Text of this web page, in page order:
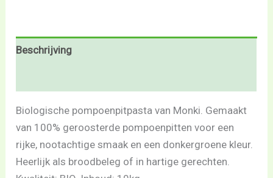
Beschrijving
Biologische pompoenpitpasta van Monki. Gemaakt
van 100% geroosterde pompoenpitten voor een
rijke, nootachtige smaak en een donkergroene kleur.
Heerlijk als broodbeleg of in hartige gerechten.